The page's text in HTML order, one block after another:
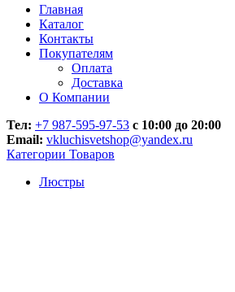
Главная
Каталог
Контакты
Покупателям
Оплата
Доставка
О Компании
Тел: +7 987-595-97-53 с 10:00 до 20:00
Email: vkluchisvetshop@yandex.ru
Категории Товаров
Люстры